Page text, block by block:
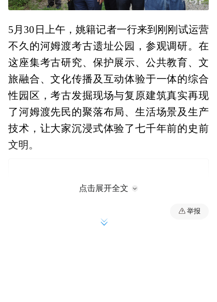
5月30日上午，姚籍记者一行来到刚刚试运营
不久的河姆渡考古遗址公园，参观调研。在
这座集考古研究、保护展示、公共教育、文
旅融合、文化传播及互动体验于一体的综合
性园区，考古发掘现场与复原建筑真实再现
了河姆渡先民的聚落布局、生活场景及生产
技术，让大家沉浸式体验了七千年前的史前
文明。
点击展开全文
举报